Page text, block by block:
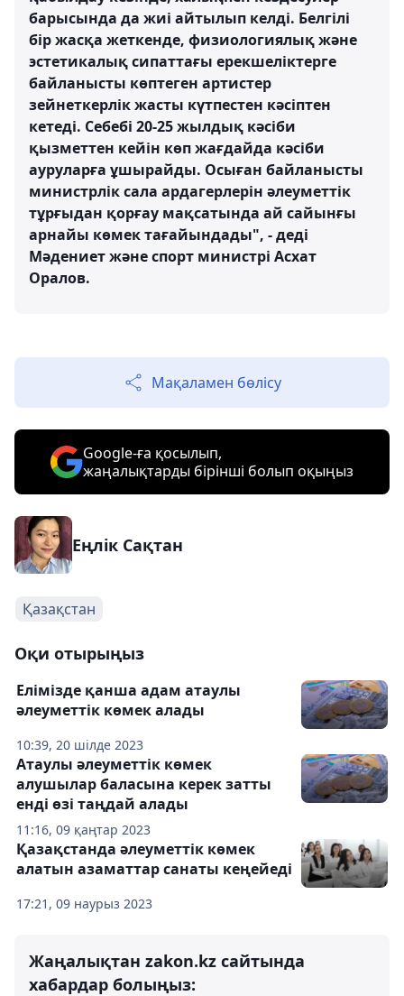
барысында да жиі айтылып келді. Белгілі
бір жасқа жеткенде, физиологиялық және
эстетикалық сипаттағы ерекшеліктерге
байланысты көптеген артистер
зейнеткерлік жасты күтпестен кәсіптен
кетеді. Себебі 20-25 жылдық кәсіби
қызметтен кейін көп жағдайда кәсіби
ауруларға ұшырайды. Осыған байланысты
министрлік сала ардагерлерін әлеуметтік
тұрғыдан қорғау мақсатында ай сайынғы
арнайы көмек тағайындады", - деді
Мәдениет және спорт министрі Асхат
Оралов.
Мақаламен бөлісу
Google-ға қосылып,
жаңалықтарды бірінші болып оқыңыз
Еңлік Сақтан
Қазақстан
Оқи отырыңыз
10:39, 20 шілде 2023
Елімізде қанша адам атаулы
әлеуметтік көмек алады
11:16, 09 қаңтар 2023
Атаулы әлеуметтік көмек
алушылар баласына керек затты
енді өзі таңдай алады
17:21, 09 наурыз 2023
Қазақстанда әлеуметтік көмек
алатын азаматтар санаты кеңейеді
Жаңалықтан zakon.kz сайтында
хабардар болыңыз: